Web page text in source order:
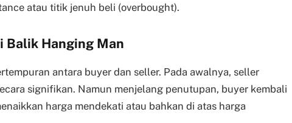
atau titik jenuh beli (overbought).
Balik Hanging Man
antara buyer dan seller. Pada awalnya, seller
signifikan. Namun menjelang penutupan, buyer kembali
harga mendekati atau bahkan di atas harga